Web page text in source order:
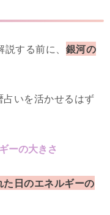
する前に、 銀河の
いを活かせるはず
ーの大きさ
た日のエネルギーの